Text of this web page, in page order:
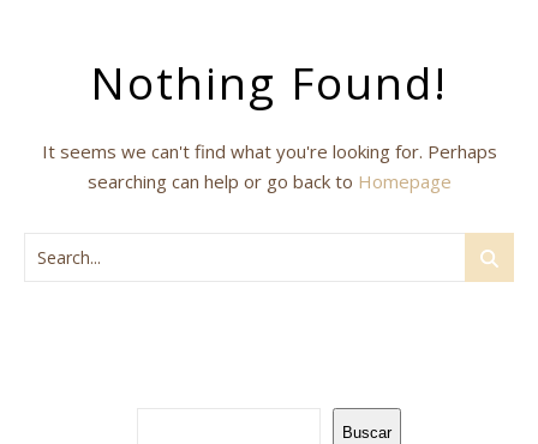
Nothing Found!
It seems we can't find what you're looking for. Perhaps
searching can help or go back to Homepage
Buscar